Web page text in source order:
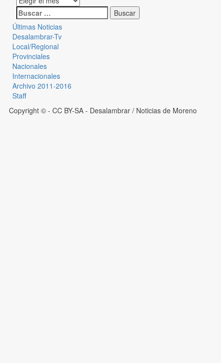
Últimas Noticias
Desalambrar-Tv
Local/Regional
Provinciales
Nacionales
Internacionales
Archivo 2011-2016
Staff
Copyright © - CC BY-SA - Desalambrar / Noticias de Moreno